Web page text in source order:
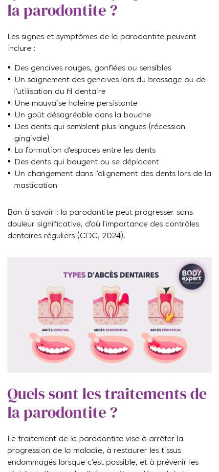
la parodontite ?
Les signes et symptômes de la parodontite peuvent
inclure :
Des gencives rouges, gonflées ou sensibles
Un saignement des gencives lors du brossage ou de
l’utilisation du fil dentaire
Une mauvaise haleine persistante
Un goût désagréable dans la bouche
Des dents qui semblent plus longues (récession
gingivale)
La formation d’espaces entre les dents
Des dents qui bougent ou se déplacent
Un changement dans l’alignement des dents lors de la
mastication
Bon à savoir : la parodontite peut progresser sans
douleur significative, d’où l’importance des contrôles
dentaires réguliers (CDC, 2024).
Quels sont les traitements de
la parodontite ?
Le traitement de la parodontite vise à arrêter la
progression de la maladie, à restaurer les tissus
endommagés lorsque c’est possible, et à prévenir les